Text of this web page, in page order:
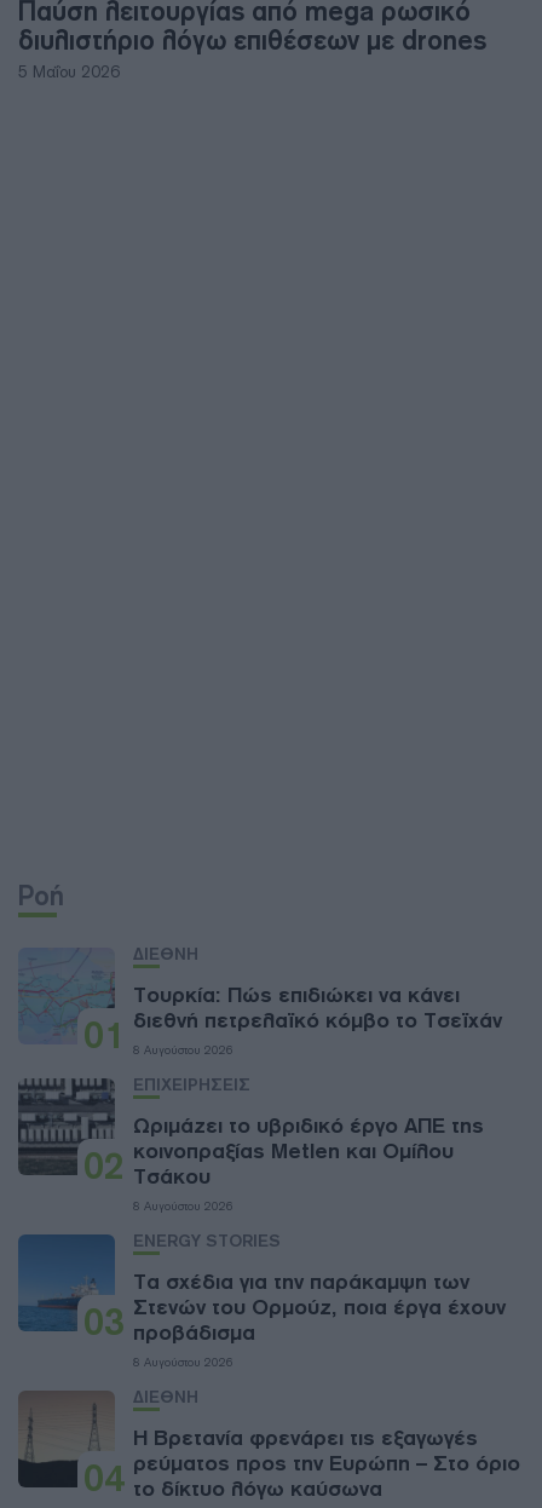
Παύση λειτουργίας από mega ρωσικό
διυλιστήριο λόγω επιθέσεων με drones
5 Μαΐου 2026
Ροή
01
ΔΙΕΘΝΗ
Τουρκία: Πώς επιδιώκει να κάνει
διεθνή πετρελαϊκό κόμβο το Τσεϊχάν
8 Αυγούστου 2026
02
ΕΠΙΧΕΙΡΗΣΕΙΣ
Ωριμάζει το υβριδικό έργο ΑΠΕ της
κοινοπραξίας Metlen και Ομίλου
Τσάκου
8 Αυγούστου 2026
03
ENERGY STORIES
Τα σχέδια για την παράκαμψη των
Στενών του Ορμούζ, ποια έργα έχουν
προβάδισμα
8 Αυγούστου 2026
04
ΔΙΕΘΝΗ
Η Βρετανία φρενάρει τις εξαγωγές
ρεύματος προς την Ευρώπη – Στο όριο
το δίκτυο λόγω καύσωνα